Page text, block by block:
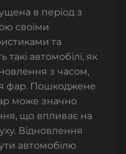
в період з
своїми
та
такі автомобілі, як
з часом,
фар. Пошкоджене
може значно
що впливає на
Відновлення
автомобілю